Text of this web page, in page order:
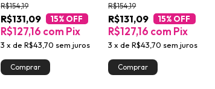
30ml
R$131,09
R$154,19
15% OFF
3 xdeR$43,70 sem juros
R$127,16 com Pix
30ml
R$131,09
R$154,19
15% OFF
3 xdeR$43,70 sem juros
R$127,16 com Pix